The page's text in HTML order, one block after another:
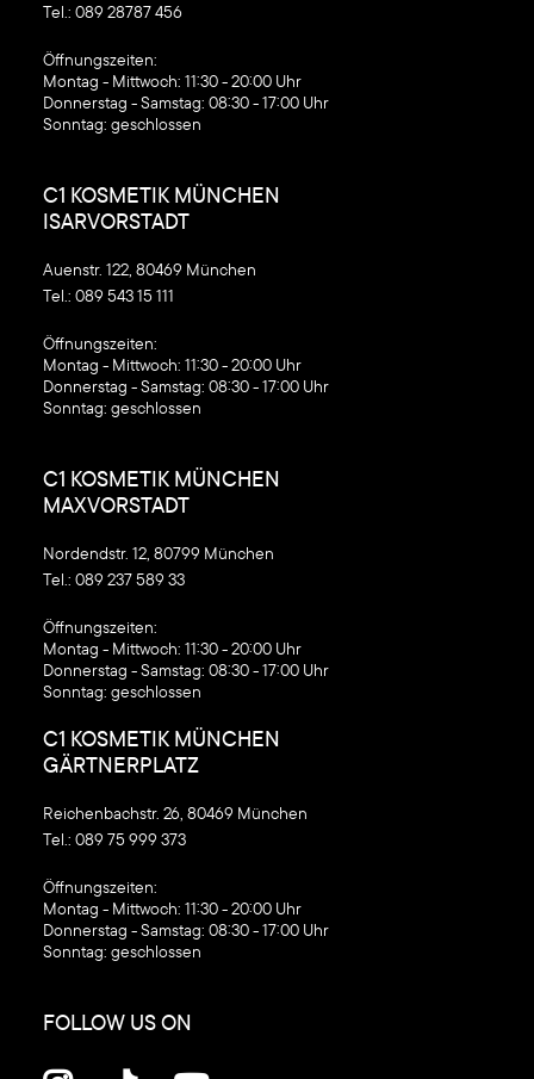
Tel.: 089 28787 456
‍Öffnungszeiten:
Montag - Mittwoch: 11:30 - 20:00 Uhr
Donnerstag - Samstag: 08:30 - 17:00 Uhr
Sonntag: geschlossen
C1 KOSMETIK MÜNCHEN
ISARVORSTADT
Auenstr. 122, 80469 München
Tel.: 089 543 15 111
‍Öffnungszeiten:
Montag - Mittwoch: 11:30 - 20:00 Uhr
Donnerstag - Samstag: 08:30 - 17:00 Uhr
Sonntag: geschlossen
C1 KOSMETIK MÜNCHEN
MAXVORSTADT
Nordendstr. 12, 80799 München
Tel.: 089 237 589 33
‍Öffnungszeiten:
Montag - Mittwoch: 11:30 - 20:00 Uhr
Donnerstag - Samstag: 08:30 - 17:00 Uhr
Sonntag: geschlossen
C1 KOSMETIK MÜNCHEN
GÄRTNERPLATZ
Reichenbachstr. 26, 80469 München
Tel.: 089 75 999 373
‍Öffnungszeiten:
Montag - Mittwoch: 11:30 - 20:00 Uhr
Donnerstag - Samstag: 08:30 - 17:00 Uhr
Sonntag: geschlossen
FOLLOW US ON